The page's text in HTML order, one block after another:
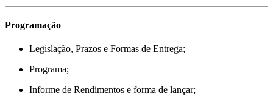
Programação
Legislação, Prazos e Formas de Entrega;
Programa;
Informe de Rendimentos e forma de lançar;